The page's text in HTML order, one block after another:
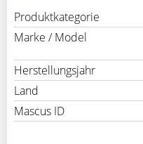
Produktkategorie
Marke / Model
Herstellungsjahr
Land
Mascus ID